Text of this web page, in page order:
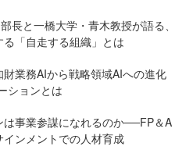
長と一橋大学・青木教授が語る、
「自走する組織」とは
業務AIから戦略領域AIへの進化
ションとは
は事業参謀になれるのか──FP＆A
ンメントでの人材育成